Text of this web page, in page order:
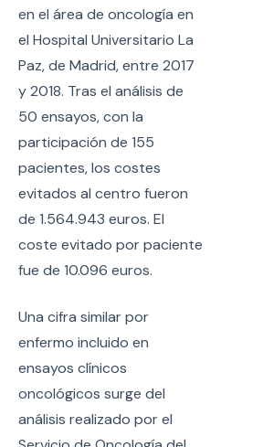
en el área de oncología en
el Hospital Universitario La
Paz, de Madrid, entre 2017
y 2018. Tras el análisis de
50 ensayos, con la
participación de 155
pacientes, los costes
evitados al centro fueron
de 1.564.943 euros. El
coste evitado por paciente
fue de 10.096 euros.
Una cifra similar por
enfermo incluido en
ensayos clínicos
oncológicos surge del
análisis realizado por el